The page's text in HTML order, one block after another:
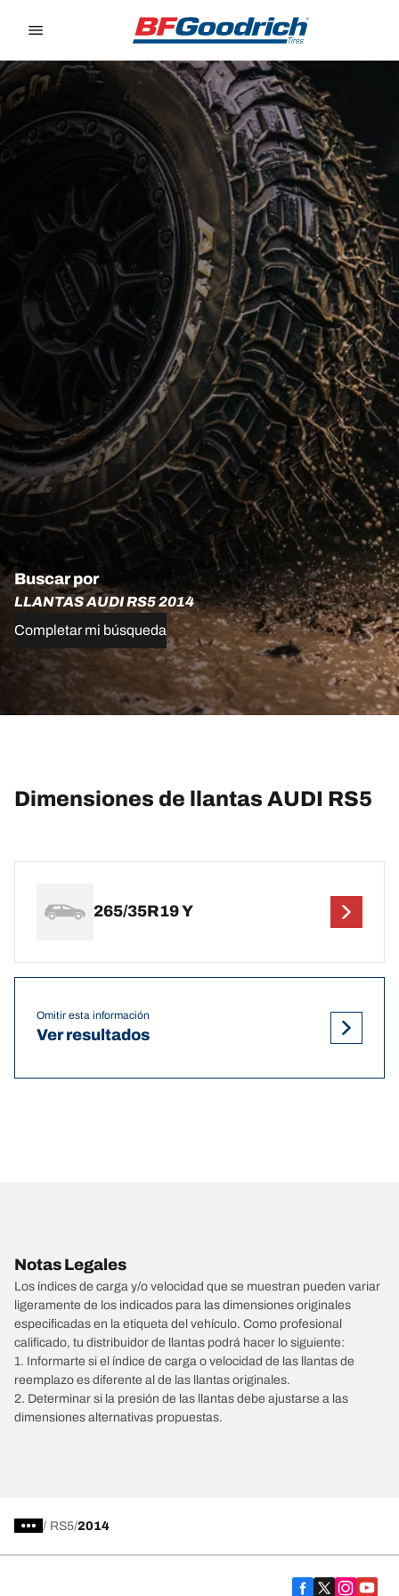
Buscar por
LLANTAS AUDI RS5 2014
Completar mi búsqueda
Dimensiones de llantas AUDI RS5
265/35R19 Y
Omitir esta información
Ver resultados
Notas Legales
Los índices de carga y/o velocidad que se muestran pueden variar
ligeramente de los indicados para las dimensiones originales
especificadas en la etiqueta del vehículo. Como profesional
calificado, tu distribuidor de llantas podrá hacer lo siguiente:
1. Informarte si el índice de carga o velocidad de las llantas de
reemplazo es diferente al de las llantas originales.
2. Determinar si la presión de las llantas debe ajustarse a las
dimensiones alternativas propuestas.
/ RS5 2014